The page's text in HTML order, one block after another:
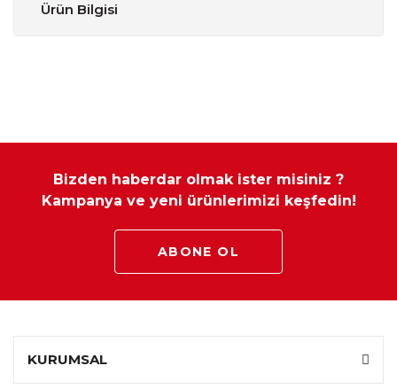
Ürün Bilgisi
yapılamamaktadır.
Avrupa E1 standartlarında olup, kanserojen hiç bir madde
Bizden haberdar olmak ister misiniz ?
Kampanya ve yeni ürünlerimizi keşfedin!
ABONE OL
KURUMSAL